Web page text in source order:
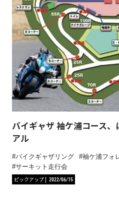
バイギャザ 袖ケ浦コース
アル
バイクギャザリング
袖ケ浦フォ
サーキット走行会
ピックアップ
2022/06/15